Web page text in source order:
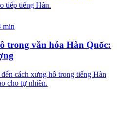
tiếp tiếng Hàn.
min
trong văn hóa Hàn Quốc:
cách xưng hô trong tiếng Hàn
cho tự nhiên.